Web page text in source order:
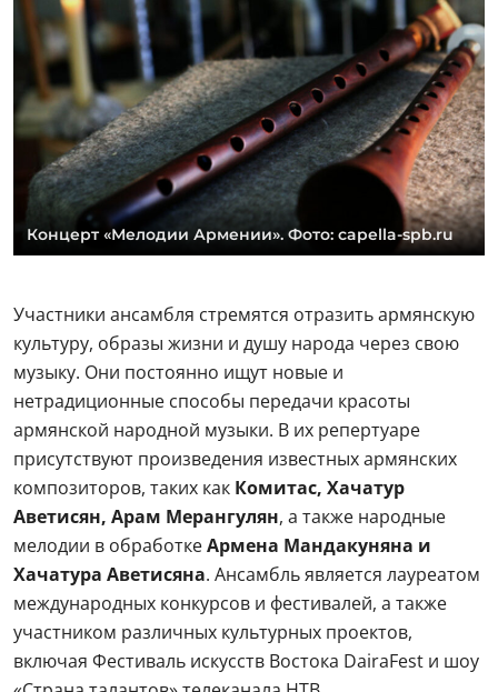
Концерт «Мелодии Армении». Фото: capella-spb.ru
Участники ансамбля стремятся отразить армянскую
культуру, образы жизни и душу народа через свою
музыку. Они постоянно ищут новые и
нетрадиционные способы передачи красоты
армянской народной музыки. В их репертуаре
присутствуют произведения известных армянских
композиторов, таких как Комитас, Хачатур
Аветисян, Арам Мерангулян, а также народные
мелодии в обработкеАрмена Мандакуняна и
Хачатура Аветисяна. Ансамбль является лауреатом
международных конкурсов и фестивалей, а также
участником различных культурных проектов,
включая Фестиваль искусств Востока DairaFest и шоу